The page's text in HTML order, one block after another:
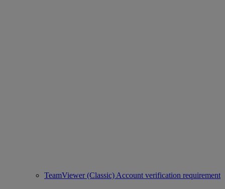
TeamViewer (Classic) Account verification requirement